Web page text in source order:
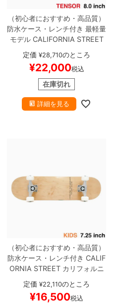
（初心者におすすめ・高品質）
防水ケース・レンチ付き 最軽量
モデルCALIFORNIA STREET
カリフォルニアストリート
プリートセット スケートボード
SIMPLE CLEAR 8.0
NSOR MAG LIGHTスケートボ
ード スケボー
定価 ¥28,710のところ
¥22,000税込
在庫切れ
詳細を見る
（初心者におすすめ・高品質）
防水ケース・レンチ付き CALIF
ORNIA STREETカリフォルニ
アストリート
スケートボード完成品（子供
SIMPLE CLEAR MINI 7.2
定価 ¥22,110のところ
¥16,500税込